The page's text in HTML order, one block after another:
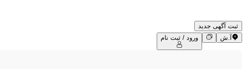
ثبت آگهی جدید
آ.ش
ورود / ثبت نام